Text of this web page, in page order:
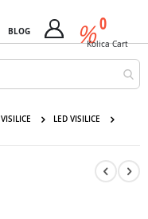
BLOG %
Cart 0
Kolica Cart
VISILICE
LED VISILICE